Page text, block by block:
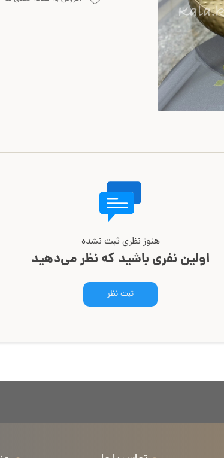
هنوز نظری ثبت نشده
اولین نفری باشید که نظر می‌دهید
ثبت نظر